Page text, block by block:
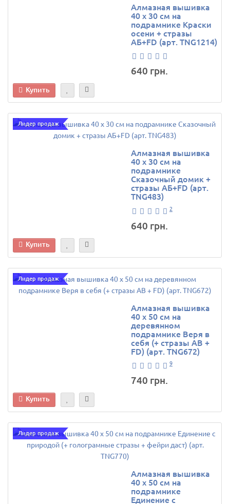
Алмазная вышивка
40 х 30 см на
подрамнике Краски
осени + стразы
АБ+FD (арт. TNG1214)
640 грн.
Купить
Лидер продаж
Алмазная вышивка
40 х 30 см на
подрамнике
Сказочный домик +
стразы АБ+FD (арт.
TNG483)
2
640 грн.
Купить
Лидер продаж
Алмазная вышивка
40 х 50 см на
деревянном
подрамнике Веря в
себя (+ стразы AB +
FD) (арт. TNG672)
9
740 грн.
Купить
Лидер продаж
Алмазная вышивка
40 х 50 см на
подрамнике
Единение с